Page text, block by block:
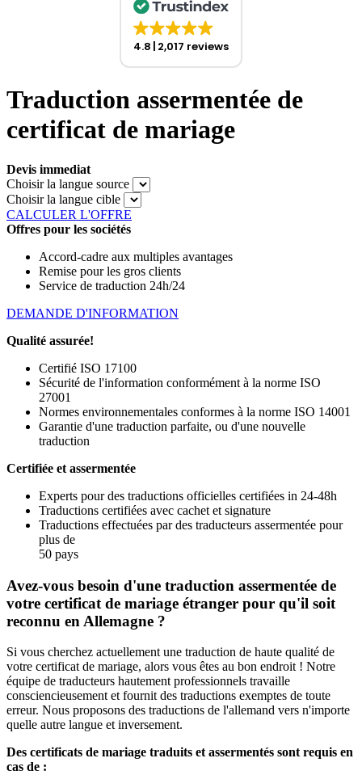
4.8 2,017 reviews
Traduction assermentée de
certificat de mariage
Devis immediat
Choisir la langue source
Choisir la langue cible
CALCULER L'OFFRE
Offres pour les sociétés
Accord-cadre aux multiples avantages
Remise pour les gros clients
Service de traduction 24h/24
DEMANDE D'INFORMATION
Qualité assurée!
Certifié ISO 17100
Sécurité de l'information conformément à la norme ISO
27001
Normes environnementales conformes à la norme ISO 14001
Garantie d'une traduction parfaite, ou d'une nouvelle
traduction
Certifiée et assermentée
Experts pour des traductions officielles certifiées in 24-48h
Traductions certifiées avec cachet et signature
Traductions effectuées par des traducteurs assermentée pour
plus de
50 pays
Avez-vous besoin d'une traduction assermentée de
votre certificat de mariage étranger pour qu'il soit
reconnu en Allemagne ?
Si vous cherchez actuellement une traduction de haute qualité de
votre certificat de mariage, alors vous êtes au bon endroit ! Notre
équipe de traducteurs hautement professionnels travaille
consciencieusement et fournit des traductions exemptes de toute
erreur. Nous proposons des traductions de l'allemand vers n'importe
quelle autre langue et inversement.
Des certificats de mariage traduits et assermentés sont requis en
cas de :